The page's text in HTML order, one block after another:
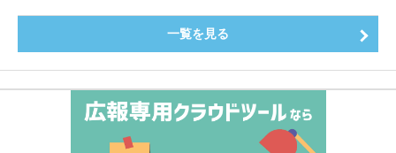
一覧を見る